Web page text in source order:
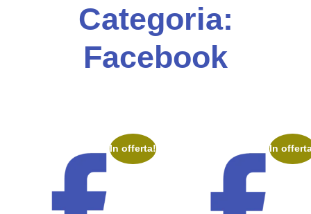
Categoria:
Facebook
In offerta! In